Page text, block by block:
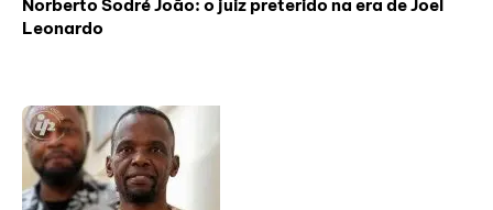
Norberto Sodré João: o juiz preterido na era de Joel
Leonardo